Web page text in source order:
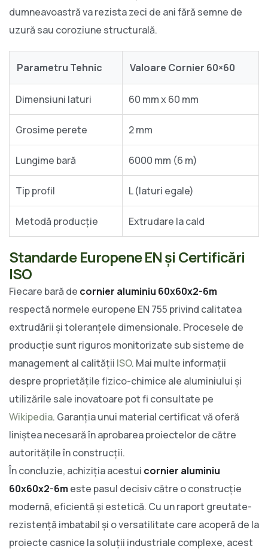
dumneavoastră va rezista zeci de ani fără semne de
uzură sau coroziune structurală.
Parametru Tehnic Valoare Cornier 60×60
Dimensiuni laturi 60 mm x 60 mm
Grosime perete 2 mm
Lungime bară 6000 mm (6 m)
Tip profil L (laturi egale)
Metodă producție Extrudare la cald
Standarde Europene EN și Certificări
ISO
Fiecare bară de cornier aluminiu 60x60x2-6m
respectă normele europene EN 755 privind calitatea
extrudării și toleranțele dimensionale. Procesele de
producție sunt riguros monitorizate sub sisteme de
management al calității ISO. Mai multe informații
despre proprietățile fizico-chimice ale aluminiului și
utilizările sale inovatoare pot fi consultate pe
Wikipedia. Garanția unui material certificat vă oferă
liniștea necesară în aprobarea proiectelor de către
autoritățile în construcții.
În concluzie, achiziția acestui cornier aluminiu
60x60x2-6m este pasul decisiv către o construcție
modernă, eficientă și estetică. Cu un raport greutate-
rezistență imbatabil și o versatilitate care acoperă de la
proiecte casnice la soluții industriale complexe, acest